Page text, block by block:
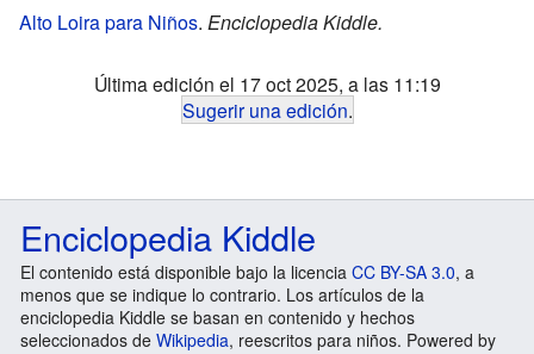
Alto Loira para Niños. Enciclopedia Kiddle.
Última edición el 17 oct 2025, a las 11:19
Sugerir una edición.
Enciclopedia Kiddle
El contenido está disponible bajo la licencia CC BY-SA 3.0, a
menos que se indique lo contrario. Los artículos de la
enciclopedia Kiddle se basan en contenido y hechos
seleccionados de Wikipedia, reescritos para niños. Powered by